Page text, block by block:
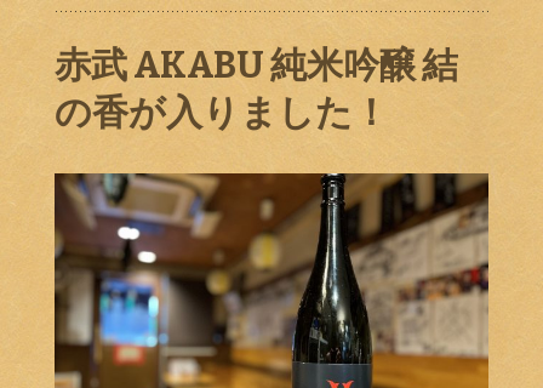
赤武 AKABU 純米吟醸 結
の香が入りました！